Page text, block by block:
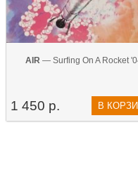
AIR — Surfing On A Rocket
1 450 р. В